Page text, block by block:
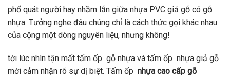
phổ quát người hay nhầm lẫn giữa nhựa PVC giả gỗ có gỗ
nhựa. Tưởng nghe đâu chúng chỉ là cách thức gọi khác nhau
của cộng một dòng nguyên liệu, nhưng không!
tới lúc nhìn tận mất tấm ốp gỗ nhựa và tấm ốp nhựa giả gỗ
mới cảm nhận rõ sự dị biệt. Tấm ốp nhựa cao cấp gỗ